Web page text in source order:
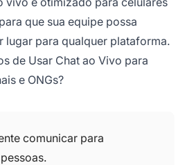
que sua equipe possa
lugar para qualquer plataforma.
de Usar Chat ao Vivo para
e ONGs?
comunicar para